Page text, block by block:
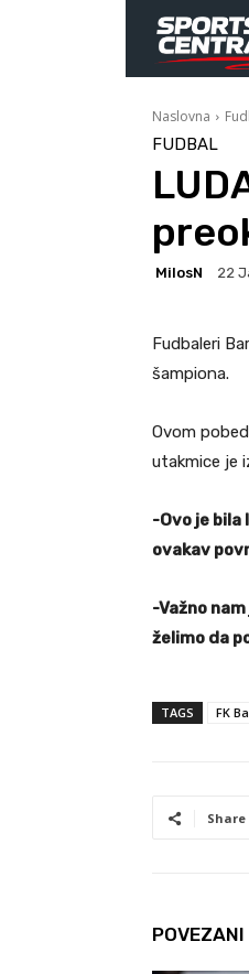
Naslovna
FUDBAL
MilosN 22
Fudbaleri
šampiona.
Ovom
utakmice je
-Ovo je
ovakav
-Važno
želimo da
TAGS FK
Share